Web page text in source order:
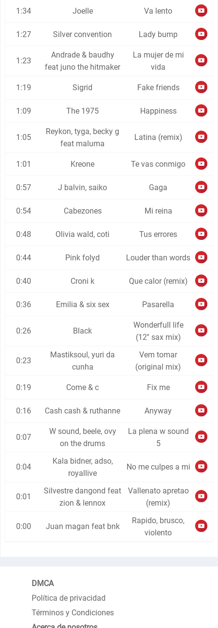
1:34 Joelle Va lento
1:27 Silver convention Lady bump
1:23
Andrade & baudhy
feat juno the hitmaker
La mujer de mi
vida
1:19 Sigrid Fake friends
1:09 The 1975 Happiness
1:05
Reykon, tyga, becky g
feat maluma
Latina (remix)
1:01 Kreone Te vas conmigo
0:57 J balvin, saiko Gaga
0:54 Cabezones Mi reina
0:48 Olivia wald, coti Tus errores
0:44 Pink folyd Louder than words
0:40 Croni k Que calor (remix)
0:36 Emilia & six sex Pasarella
0:26 Black
Wonderfull life
(12'' sax mix)
0:23
Mastiksoul, yuri da
cunha
Vem tomar
(original mix)
0:19 Come & c Fix me
0:16 Cash cash & ruthanne Anyway
0:07
W sound, beele, ovy
on the drums
La plena w sound
5
0:04
Kala bidner, adso,
royallive
No me culpes a mi
0:01
Silvestre dangond feat
zion & lennox
Vallenato apretao
(remix)
0:00 Juan magan feat bnk
Rapido, brusco,
violento
DMCA
Política de privacidad
Términos y Condiciones